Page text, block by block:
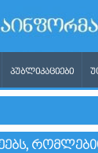
ᲞᲣᲑᲚᲘᲙᲐᲪᲘᲔᲑᲘ